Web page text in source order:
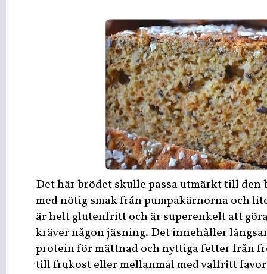
Det här brödet skulle passa utmärkt till den
med nötig smak från pumpakärnorna och
är helt glutenfritt och är superenkelt att
kräver någon jäsning. Det innehåller
protein för mättnad och nyttiga fetter från
till frukost eller mellanmål med valfritt